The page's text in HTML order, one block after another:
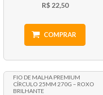
R$ 22,50
COMPRAR
FIO DE MALHA PREMIUM
CÍRCULO 25MM 270G – ROXO
BRILHANTE